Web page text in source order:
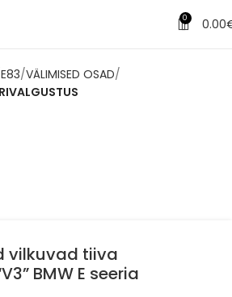
0 0.00
E83 VÄLIMISED OSAD
vilkuvad tiiva
BMW E seeria